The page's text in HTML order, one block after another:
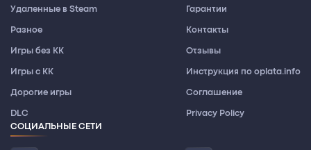
Удаленные в Steam
Разное
Игры без КК
Игры с КК
Дорогие игры
DLC
Гарантии
Контакты
Отзывы
Инструкция по oplata.info
Соглашение
Privacy Policy
СОЦИАЛЬНЫЕ СЕТИ